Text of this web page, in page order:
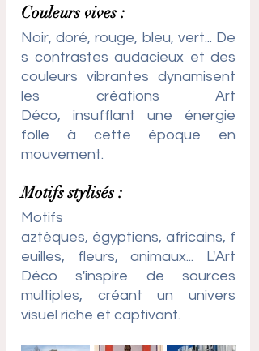
Couleurs vives :
Noir, doré, rouge, bleu, vert... De
s contrastes audacieux et des
couleurs vibrantes dynamisent
les créations Art
Déco, insufflant une énergie
folle à cette époque en
mouvement.
Motifs stylisés :
Motifs
aztèques, égyptiens, africains, f
euilles, fleurs, animaux... L'Art
Déco s'inspire de sources
multiples, créant un univers
visuel riche et captivant.